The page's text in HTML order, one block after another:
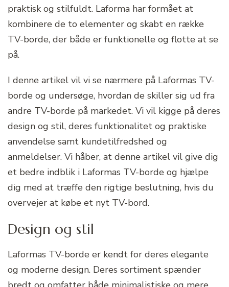
praktisk og stilfuldt. Laforma har formået at
kombinere de to elementer og skabt en række
TV-borde, der både er funktionelle og flotte at se
på.
I denne artikel vil vi se nærmere på Laformas TV-
borde og undersøge, hvordan de skiller sig ud fra
andre TV-borde på markedet. Vi vil kigge på deres
design og stil, deres funktionalitet og praktiske
anvendelse samt kundetilfredshed og
anmeldelser. Vi håber, at denne artikel vil give dig
et bedre indblik i Laformas TV-borde og hjælpe
dig med at træffe den rigtige beslutning, hvis du
overvejer at købe et nyt TV-bord.
Design og stil
Laformas TV-borde er kendt for deres elegante
og moderne design. Deres sortiment spænder